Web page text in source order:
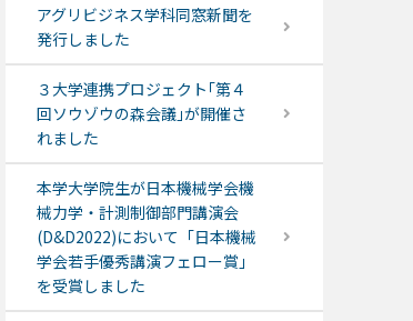
アグリビジネス学科同窓新聞を
発行しました
３大学連携プロジェクト｢第４
回ソウゾウの森会議｣が開催さ
れました
本学大学院生が日本機械学会機
械力学・計測制御部門講演会
(D&D2022)において「日本機械
学会若手優秀講演フェロー賞」
を受賞しました